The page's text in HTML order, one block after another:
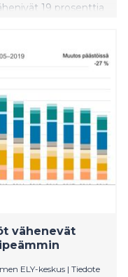
19 prosenttia
vähenevät
ELY-keskus | Tiedote